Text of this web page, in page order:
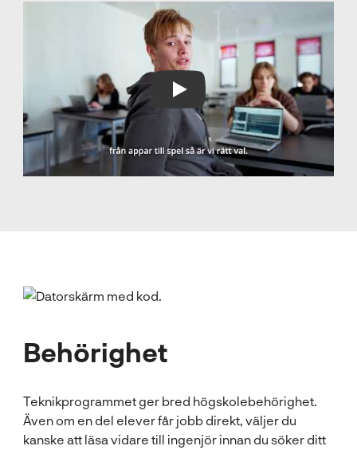
Play Video
Behörighet
Teknikprogrammet ger bred högskolebehörighet.
Även om en del elever får jobb direkt, väljer du
kanske att läsa vidare till ingenjör innan du söker ditt